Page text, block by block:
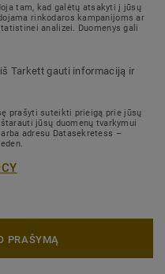
tam, kad galėtų atsakyti į jūsų
rinkodaros kampanijoms ar
analizei. Duomenys gali
Tarkett gauti informaciją ir
prašyti suteikti prieigą prie jūsų
jūsų duomenų tvarkymui
adresu Datasekretess –
PRAŠYMĄ